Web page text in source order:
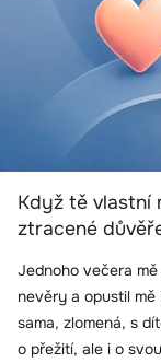
Když tě vlastní
ztracené
Jednoho večera
nevěry a opustil
sama, zlomená, s
o přežití, ale i o